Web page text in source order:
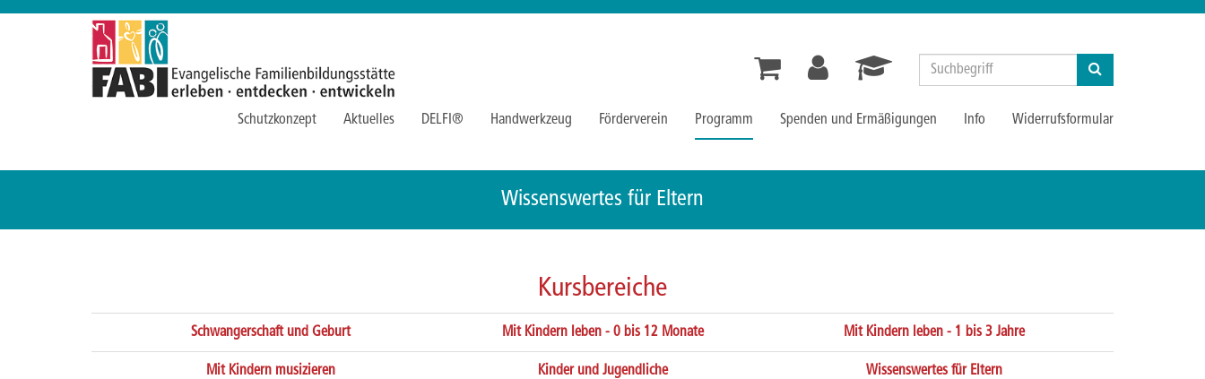
Suchen
Schutzkonzept Aktuelles DELFI® Handwerkzeug Förderverein Programm Spenden und Ermäßigungen Info Widerrufsformular
Wissenswertes für Eltern
Kursbereiche
Schwangerschaft und Geburt Mit Kindern leben - 0 bis 12 Monate Mit Kindern leben - 1 bis 3 Jahre
Mit Kindern musizieren Kinder und Jugendliche Wissenswertes für Eltern